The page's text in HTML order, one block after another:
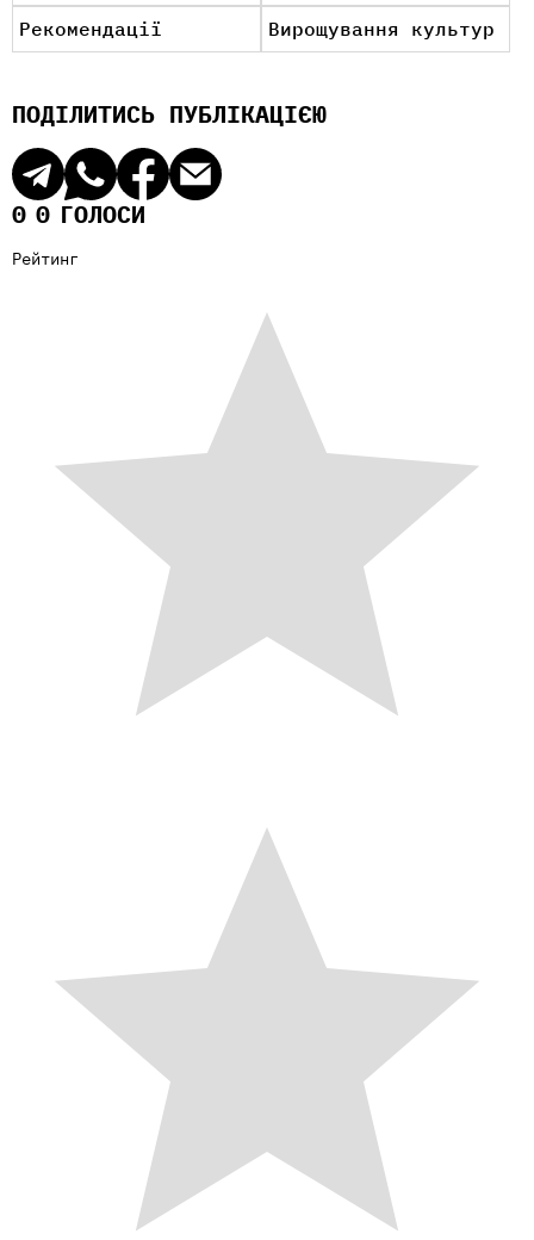
Рекомендації
Вирощування культур
ПОДІЛИТИСЬ ПУБЛІКАЦІЄЮ
0 0 ГОЛОСИ
Рейтинг